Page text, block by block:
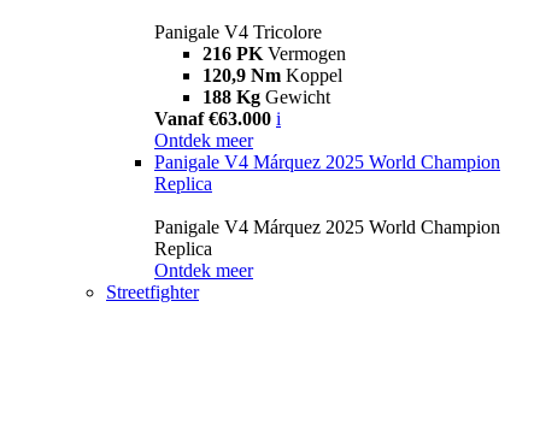
Panigale V4 Tricolore
216 PK Vermogen
120,9 Nm Koppel
188 Kg Gewicht
Vanaf €63.000 i
Ontdek meer
Panigale V4 Márquez 2025 World Champion
Replica
Panigale V4 Márquez 2025 World Champion
Replica
Ontdek meer
Streetfighter